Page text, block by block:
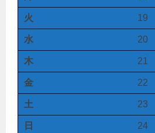
火 19
水 20
木 21
金 22
土 23
日 24